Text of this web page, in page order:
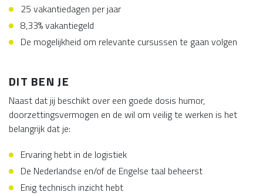
25 vakantiedagen per jaar
8,33% vakantiegeld
De mogelijkheid om relevante cursussen te gaan volgen
DIT BEN JE
Naast dat jij beschikt over een goede dosis humor,
doorzettingsvermogen en de wil om veilig te werken is het
belangrijk dat je:
Ervaring hebt in de logistiek
De Nederlandse en/of de Engelse taal beheerst
Enig technisch inzicht hebt